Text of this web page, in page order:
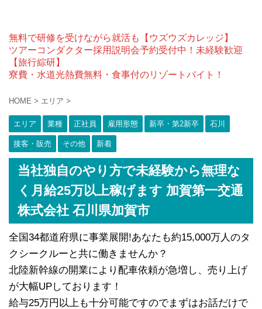
無料で研修を受けながら就活も【ウズウズカレッジ】
ツアーコンダクター採用説明会予約受付中！未経験歓迎
【旅行綜研】
寮費・水道光熱費無料・食事付のリゾートバイト！
HOME > エリア >
エリア 業種 正社員 雇用形態 新卒・第2新卒 石川
接客・販売 その他 新着
当社独自のやり方で未経験から無理な
く月給25万以上稼げます 加賀第一交通
株式会社 石川県加賀市
全国34都道府県に事業展開!あなたも約15,000万人のタ
クシークルーと共に働きませんか？
北陸新幹線の開業により配車依頼が急増し、売り上げ
が大幅UPしております！
給与25万円以上も十分可能ですのでまずはお話だけで